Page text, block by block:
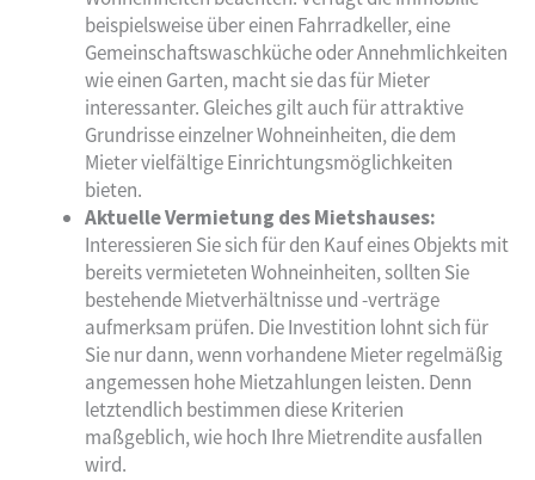
beispielsweise über einen Fahrradkeller, eine
Gemeinschaftswaschküche oder Annehmlichkeiten
wie einen Garten, macht sie das für Mieter
interessanter. Gleiches gilt auch für attraktive
Grundrisse einzelner Wohneinheiten, die dem
Mieter vielfältige Einrichtungsmöglichkeiten
bieten.
Aktuelle Vermietung des Mietshauses:
Interessieren Sie sich für den Kauf eines Objekts mit
bereits vermieteten Wohneinheiten, sollten Sie
bestehende Mietverhältnisse und -verträge
aufmerksam prüfen. Die Investition lohnt sich für
Sie nur dann, wenn vorhandene Mieter regelmäßig
angemessen hohe Mietzahlungen leisten. Denn
letztendlich bestimmen diese Kriterien
maßgeblich, wie hoch Ihre Mietrendite ausfallen
wird.